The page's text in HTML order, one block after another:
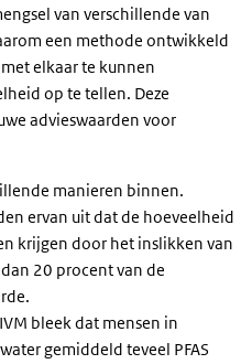
van verschillende van
een methode ontwikkeld
elkaar te kunnen
op te tellen. Deze
advieswaarden voor
manieren binnen.
ervan uit dat de hoeveelheid
krijgen door het inslikken van
20 procent van de
bleek dat mensen in
gemiddeld teveel PFAS